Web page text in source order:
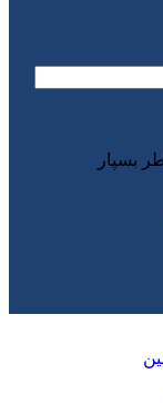
بسپار